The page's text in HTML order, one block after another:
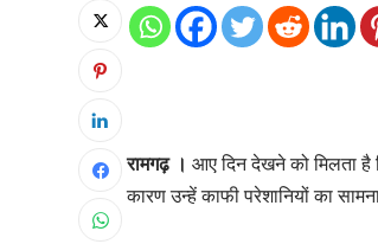
रामगढ़ । आए दिन देखने को मिलता है
कारण उन्हें काफी परेशानियों का